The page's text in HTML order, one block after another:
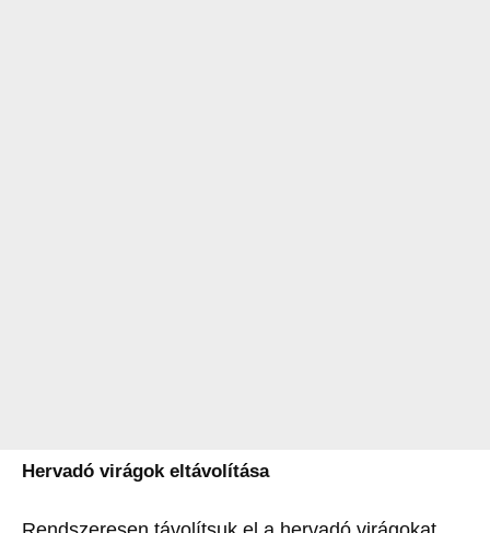
Hervadó virágok eltávolítása